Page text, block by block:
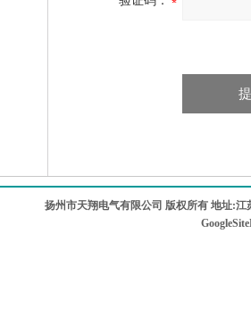
扬州市天翔电气有限公司 版权所有 地址: